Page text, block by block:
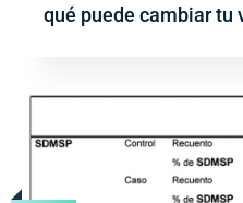
qué puede cambiar tu